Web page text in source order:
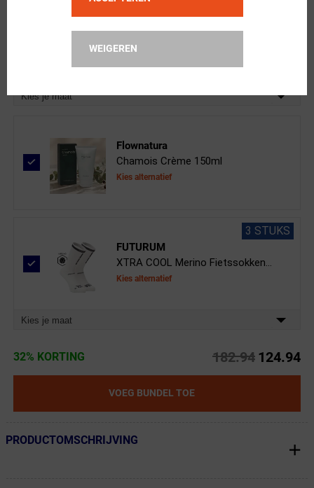
WEIGEREN
Kies alternatief
Kies je maat
Flownatura
Chamois Crème 150ml
Kies alternatief
3 STUKS
FUTURUM
XTRA COOL Merino Fietssokken...
Kies alternatief
Kies je maat
32% KORTING 182.94 124.94
VOEG BUNDEL TOE
← Terug naar productnavigatie
PRODUCTOMSCHRIJVING